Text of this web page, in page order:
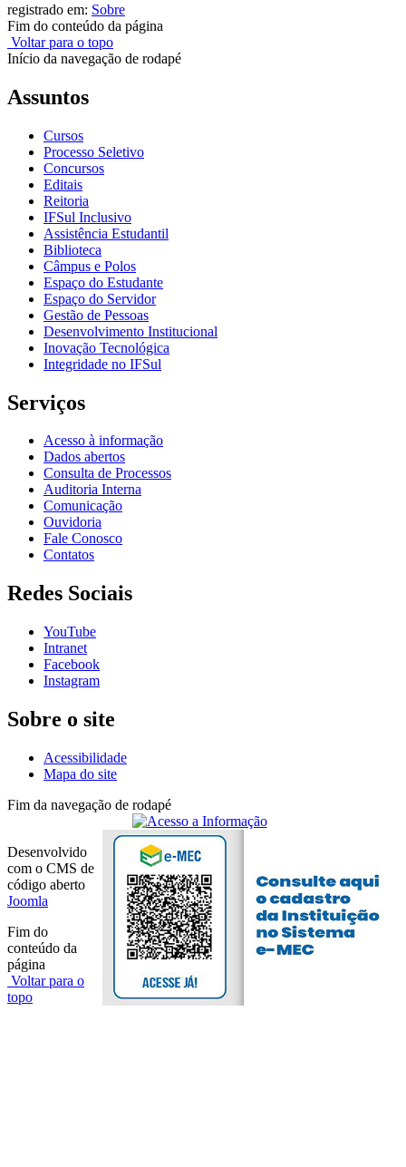
registrado em: Sobre
Fim do conteúdo da página
Voltar para o topo
Início da navegação de rodapé
Assuntos
Cursos
Processo Seletivo
Concursos
Editais
Reitoria
IFSul Inclusivo
Assistência Estudantil
Biblioteca
Câmpus e Polos
Espaço do Estudante
Espaço do Servidor
Gestão de Pessoas
Desenvolvimento Institucional
Inovação Tecnológica
Integridade no IFSul
Serviços
Acesso à informação
Dados abertos
Consulta de Processos
Auditoria Interna
Comunicação
Ouvidoria
Fale Conosco
Contatos
Redes Sociais
YouTube
Intranet
Facebook
Instagram
Sobre o site
Acessibilidade
Mapa do site
Fim da navegação de rodapé
Desenvolvido
com o CMS de
código aberto
Joomla
Fim do
conteúdo da
página
Voltar para o
topo